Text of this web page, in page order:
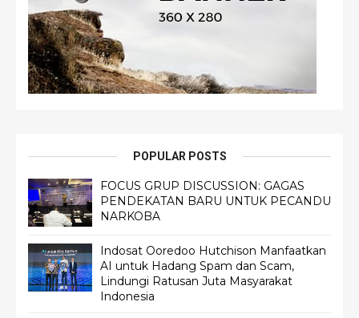
POPULAR POSTS
FOCUS GRUP DISCUSSION: GAGAS
PENDEKATAN BARU UNTUK PECANDU
NARKOBA
Indosat Ooredoo Hutchison Manfaatkan
AI untuk Hadang Spam dan Scam,
Lindungi Ratusan Juta Masyarakat
Indonesia